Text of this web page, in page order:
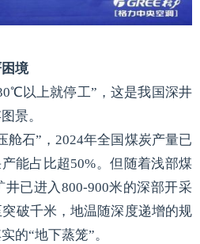
境
以上就停工”，这是我国深井
景。
石”，2024年全国煤炭产量已
能占比超50%。但随着浅部煤
已进入800-900米的深部开采
破千米，地温随深度递增的规
的“地下蒸笼”。